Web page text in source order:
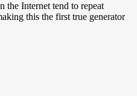
the Internet tend to repeat
this the first true generator